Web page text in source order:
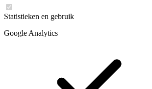
Statistieken en gebruik
Google Analytics